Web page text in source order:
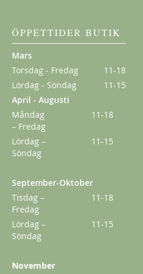
ÖPPETTIDER BUTIK
Mars
Torsdag - Fredag
11-18
Lördag - Söndag
11-15
April - Augusti
Måndag
– Fredag
11-18
Lördag –
Söndag
11-15
September-Oktober
Tisdag –
Fredag
11-18
Lördag –
Söndag
11-15
November